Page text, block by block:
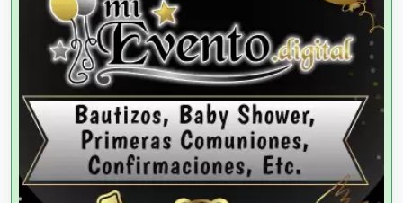
Agencias de Viajes
Agricultores
Agricultura y Ganadería